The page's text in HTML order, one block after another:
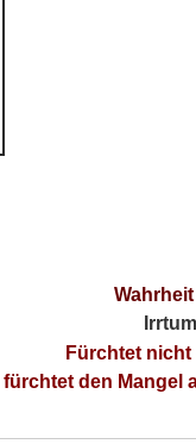
Fürchtet nicht
fürchtet den Mangel